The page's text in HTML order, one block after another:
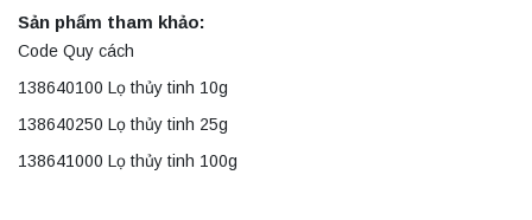
Sản phẩm tham khảo:
Code Quy cách
138640100 Lọ thủy tinh 10g
138640250 Lọ thủy tinh 25g
138641000 Lọ thủy tinh 100g